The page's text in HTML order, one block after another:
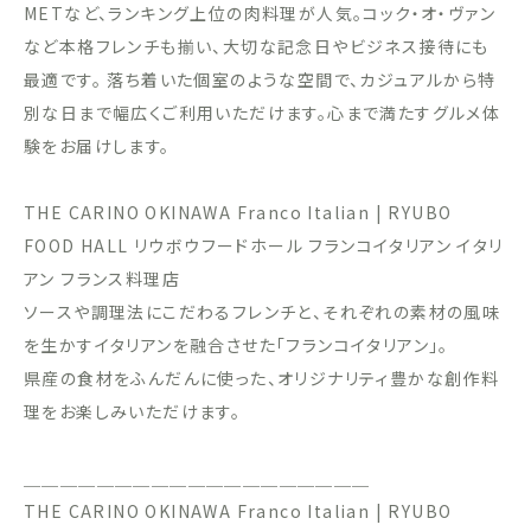
METなど、ランキング上位の肉料理が人気。コック・オ・ヴァン
など本格フレンチも揃い、大切な記念日やビジネス接待にも
最適です。 落ち着いた個室のような空間で、カジュアルから特
別な日まで幅広くご利用いただけます。心まで満たすグルメ体
験をお届けします。
THE CARINO OKINAWA Franco Italian | RYUBO
FOOD HALL リウボウフードホール フランコイタリアン イタリ
アン フランス料理店
ソースや調理法にこだわるフレンチと、それぞれの素材の風味
を生かすイタリアンを融合させた「フランコイタリアン」。
県産の食材をふんだんに使った、オリジナリティ豊かな創作料
理をお楽しみいただけます。
THE CARINO OKINAWA Franco Italian | RYUBO